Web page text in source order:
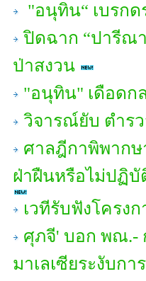
"อนุทิน“ เบรกด
ปิดฉาก “ปารีณ
ป่าสงวน
"อนุทิน" เดือดก
วิจารณ์ยับ ตำร
ศาลฎีกาพิพากษ
ฝ่าฝืนหรือไม่ปฏิบั
เวทีรับฟังโครง
ศุภจี' บอก พณ.-
มาเลเซียระงับก